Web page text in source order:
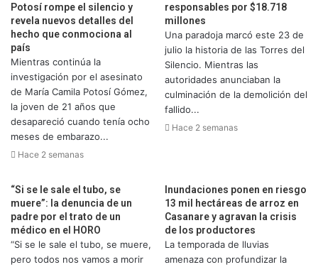
Potosí rompe el silencio y
revela nuevos detalles del
hecho que conmociona al
país
Mientras continúa la
investigación por el asesinato
de María Camila Potosí Gómez,
la joven de 21 años que
desapareció cuando tenía ocho
meses de embarazo...
Hace 2 semanas
responsables por $18.718
millones
Una paradoja marcó este 23 de
julio la historia de las Torres del
Silencio. Mientras las
autoridades anunciaban la
culminación de la demolición del
fallido...
Hace 2 semanas
“Si se le sale el tubo, se
muere”: la denuncia de un
padre por el trato de un
médico en el HORO
“Si se le sale el tubo, se muere,
pero todos nos vamos a morir
Inundaciones ponen en riesgo
13 mil hectáreas de arroz en
Casanare y agravan la crisis
de los productores
La temporada de lluvias
amenaza con profundizar la